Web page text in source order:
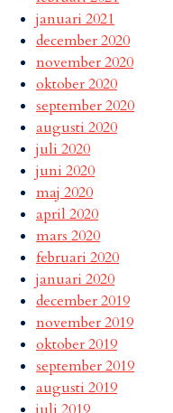
januari 2021
december 2020
november 2020
oktober 2020
september 2020
augusti 2020
juli 2020
juni 2020
maj 2020
april 2020
mars 2020
februari 2020
januari 2020
december 2019
november 2019
oktober 2019
september 2019
augusti 2019